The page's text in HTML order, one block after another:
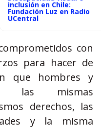
inclusión en Chile:
Fundación Luz en Radio
UCentral
con
para hacer de
que hombres y
las mismas
derechos, las
y la misma